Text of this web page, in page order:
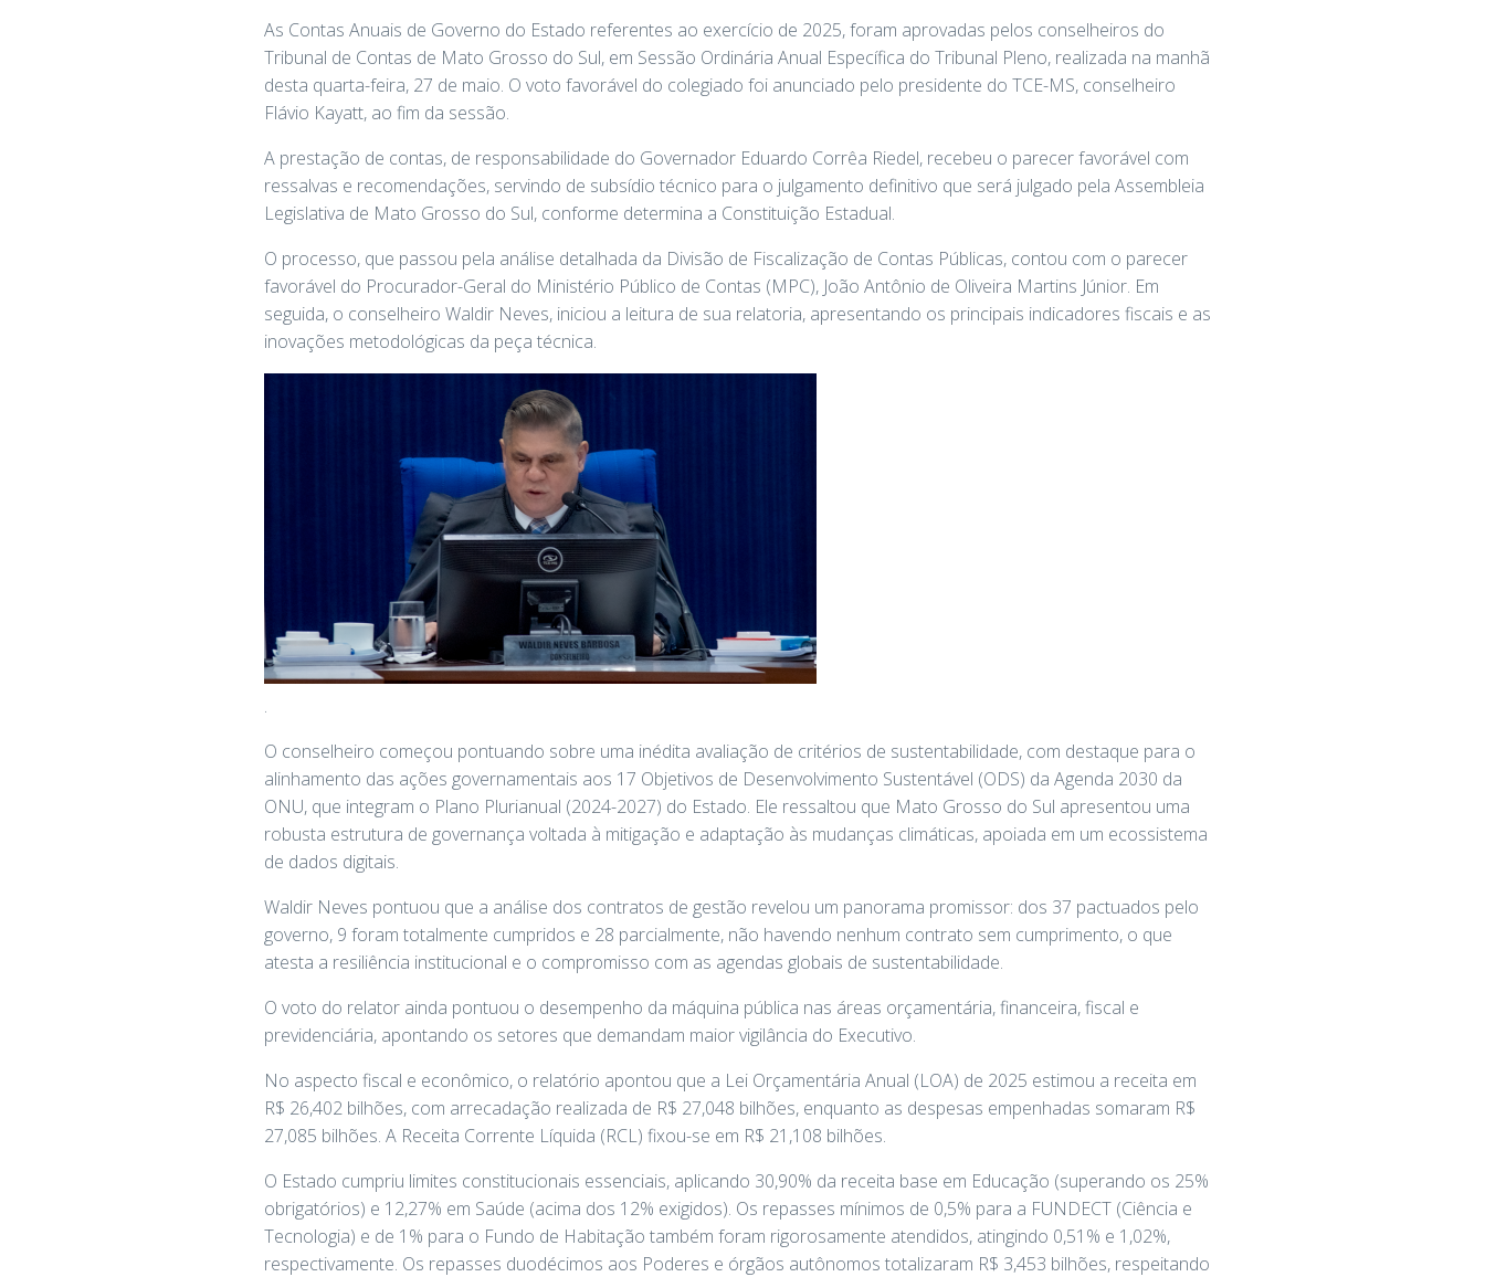
As Contas Anuais de Governo do Estado referentes ao exercício de 2025, foram aprovadas pelos conselheiros do
Tribunal de Contas de Mato Grosso do Sul, em Sessão Ordinária Anual Específica do Tribunal Pleno, realizada na manhã
desta quarta-feira, 27 de maio. O voto favorável do colegiado foi anunciado pelo presidente do TCE-MS, conselheiro
Flávio Kayatt, ao fim da sessão.
A prestação de contas, de responsabilidade do Governador Eduardo Corrêa Riedel, recebeu o parecer favorável com
ressalvas e recomendações, servindo de subsídio técnico para o julgamento definitivo que será julgado pela Assembleia
Legislativa de Mato Grosso do Sul, conforme determina a Constituição Estadual.
O processo, que passou pela análise detalhada da Divisão de Fiscalização de Contas Públicas, contou com o parecer
favorável do Procurador-Geral do Ministério Público de Contas (MPC), João Antônio de Oliveira Martins Júnior. Em
seguida, o conselheiro Waldir Neves, iniciou a leitura de sua relatoria, apresentando os principais indicadores fiscais e as
inovações metodológicas da peça técnica.
.
O conselheiro começou pontuando sobre uma inédita avaliação de critérios de sustentabilidade, com destaque para o
alinhamento das ações governamentais aos 17 Objetivos de Desenvolvimento Sustentável (ODS) da Agenda 2030 da
ONU, que integram o Plano Plurianual (2024-2027) do Estado. Ele ressaltou que Mato Grosso do Sul apresentou uma
robusta estrutura de governança voltada à mitigação e adaptação às mudanças climáticas, apoiada em um ecossistema
de dados digitais.
Waldir Neves pontuou que a análise dos contratos de gestão revelou um panorama promissor: dos 37 pactuados pelo
governo, 9 foram totalmente cumpridos e 28 parcialmente, não havendo nenhum contrato sem cumprimento, o que
atesta a resiliência institucional e o compromisso com as agendas globais de sustentabilidade.
O voto do relator ainda pontuou o desempenho da máquina pública nas áreas orçamentária, financeira, fiscal e
previdenciária, apontando os setores que demandam maior vigilância do Executivo.
No aspecto fiscal e econômico, o relatório apontou que a Lei Orçamentária Anual (LOA) de 2025 estimou a receita em
R$ 26,402 bilhões, com arrecadação realizada de R$ 27,048 bilhões, enquanto as despesas empenhadas somaram R$
27,085 bilhões. A Receita Corrente Líquida (RCL) fixou-se em R$ 21,108 bilhões.
O Estado cumpriu limites constitucionais essenciais, aplicando 30,90% da receita base em Educação (superando os 25%
obrigatórios) e 12,27% em Saúde (acima dos 12% exigidos). Os repasses mínimos de 0,5% para a FUNDECT (Ciência e
Tecnologia) e de 1% para o Fundo de Habitação também foram rigorosamente atendidos, atingindo 0,51% e 1,02%,
respectivamente. Os repasses duodécimos aos Poderes e órgãos autônomos totalizaram R$ 3,453 bilhões, respeitando